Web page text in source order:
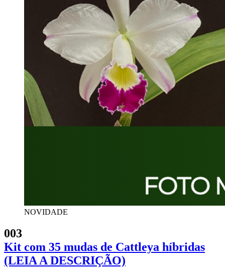
NOVIDADE
003
Kit com 35 mudas de Cattleya híbridas
(LEIA A DESCRIÇÃO)